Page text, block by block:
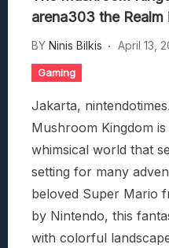
arena303 the Realm
BY Ninis Bilkis April 13,
Gaming
Jakarta,
Mushroom Kingdom
whimsical world that
setting for many
beloved Super Mario
by Nintendo, this
with colorful